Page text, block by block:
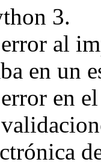
3.
al
en un
en